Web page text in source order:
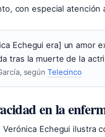
con especial atención
Echegui era] un amor
tras la muerte de la
según Telecinco
en la
Verónica Echegui ilustra